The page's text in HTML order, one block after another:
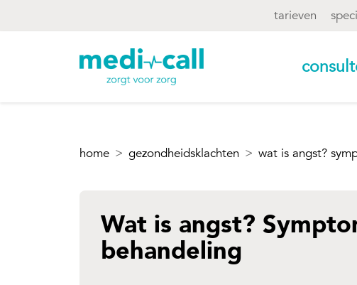
tarieven
home gezondheidsklachten wat is angst?
Wat is angst?
behandeling